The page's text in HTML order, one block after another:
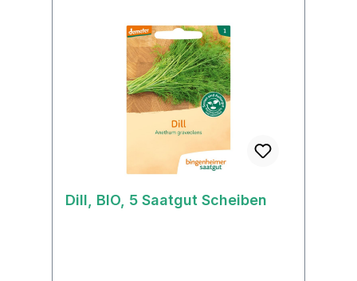
Dill, BIO, 5 Saatgut Scheiben